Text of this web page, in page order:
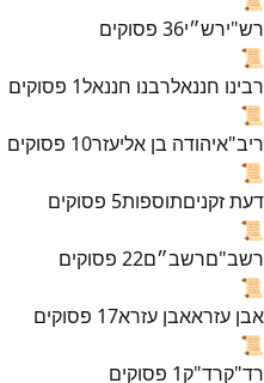
רש"ירש״י36 פסוקים
📜
רבינו חננאלרבנו חננאל1 פסוקים
📜
ריב"איהודה בן אליעזר10 פסוקים
📜
דעת זקניםתוספות5 פסוקים
📜
רשב"םרשב״ם22 פסוקים
📜
אבן עזראאבן עזרא17 פסוקים
📜
רד"קרד"ק1 פסוקים